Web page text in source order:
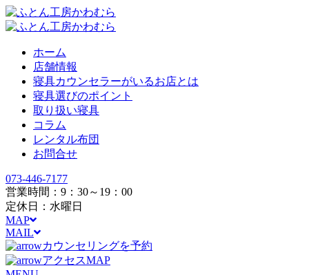
ホーム
店舗情報
寝具カウンセラーがいるお店とは
寝具選びのポイント
取り扱い寝具
コラム
レンタル布団
お問合せ
073-446-7177
営業時間：9：30～19：00
定休日：水曜日
MAP
MAIL
カウンセリングを予約
アクセスMAP